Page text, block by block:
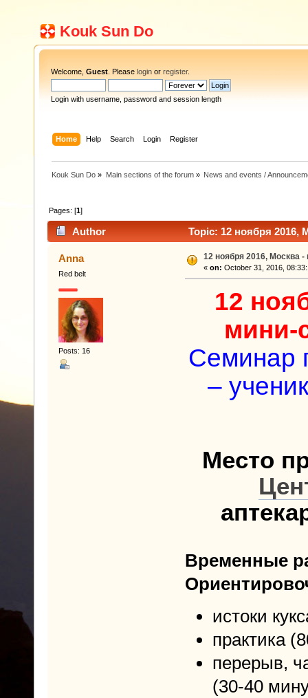
Kouk Sun Do
Welcome, Guest . Please login or register.
Login with username, password and session length
Home Help Search Login Register
Kouk Sun Do » Main sections of the forum» News and events /
Pages: [1]
Author Topic: 12 ноября 2016,
Anna
Red belt
Posts: 16
12 ноября 2016, Москва
« on: October 31, 2016,
12
мини-
Семинар
–
Место
Временные
истоки
практика
перерыв,
(30-40